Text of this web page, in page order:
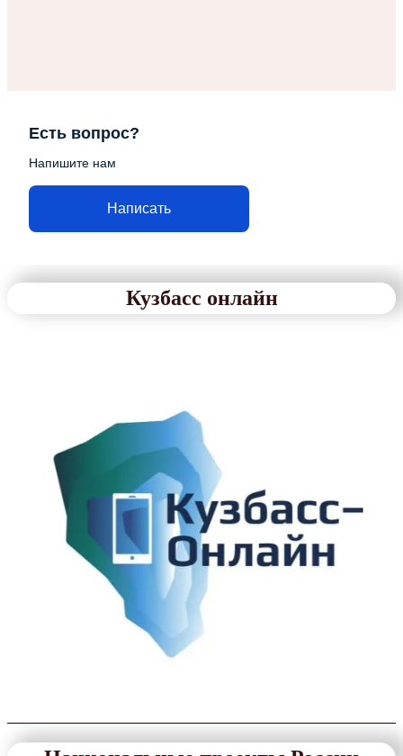
Есть вопрос?
Напишите нам
Написать
Кузбасс онлайн